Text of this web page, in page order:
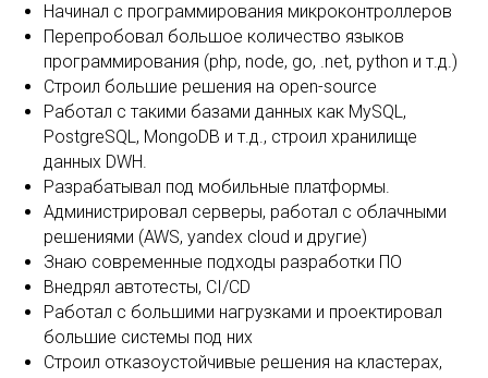
Начинал с программирования микроконтроллеров
Перепробовал большое количество языков
программирования (php, node, go, .net, python и т.д.)
Строил большие решения на open-source
Работал с такими базами данных как MySQL,
PostgreSQL, MongoDB и т.д., строил хранилище
данных DWH.
Разрабатывал под мобильные платформы.
Администрировал серверы, работал с облачными
решениями (AWS, yandex cloud и другие)
Знаю современные подходы разработки ПО
Внедрял автотесты, CI/CD
Работал с большими нагрузками и проектировал
большие системы под них
Строил отказоустойчивые решения на кластерах,